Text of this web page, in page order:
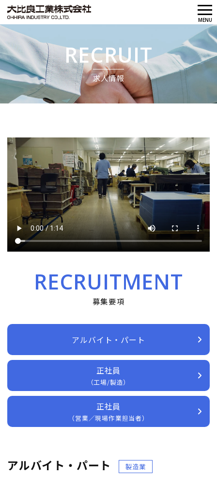
RECRUIT
求人情報
RECRUITMENT
募集要項
アルバイト・パート
正社員
（工場/製造）
正社員
（営業／現場作業担当者）
アルバイト・パート 製造業
メ
ニ
ー
MENU